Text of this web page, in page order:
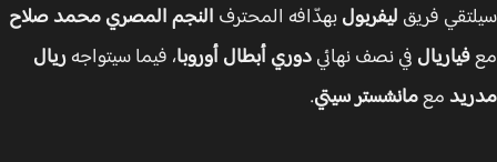
فريقليفربولبهدّافه المحترفالنجم المصري محمد صلاح
فياريالفي نصف نهائيدوري أبطال أوروبا، فيما سيتواجهريال
معمانشستر سيتي.